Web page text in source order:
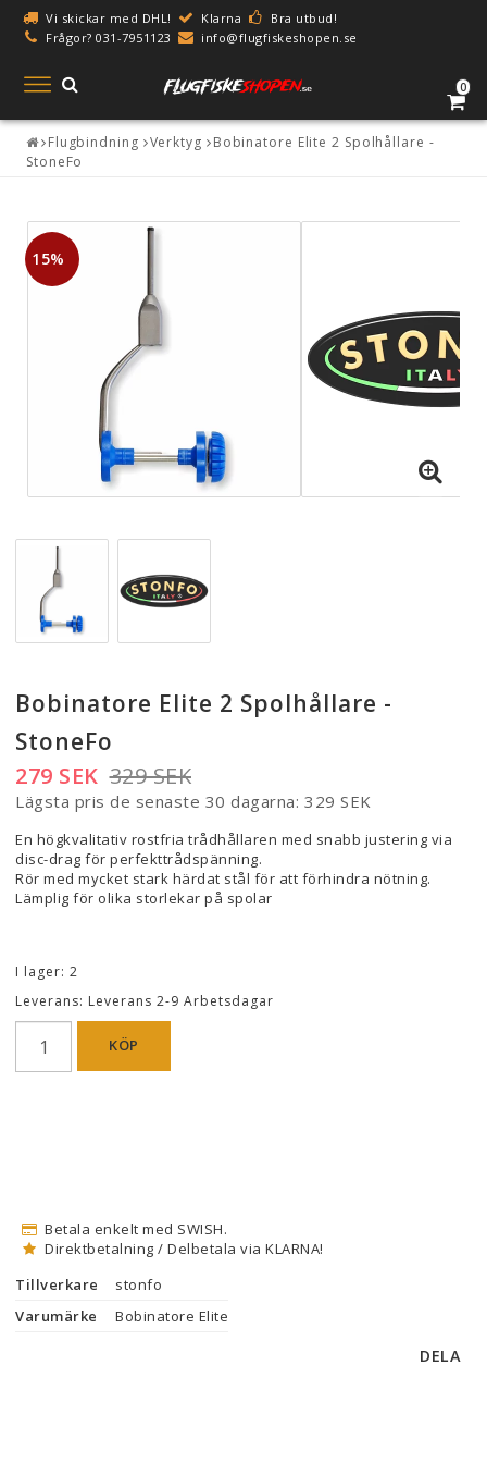
Vi skickar med DHL! Klarna
Bra utbud!
Frågor? 031-7951123
info@flugfiskeshopen.se
0
Toggle
navigation
Flugbindning Verktyg
Bobinatore Elite 2 Spolhållare -
StoneFo
15%
Bobinatore Elite 2 Spolhållare -
StoneFo
329 SEK
279 SEK
Lägsta pris de senaste 30 dagarna 329 SEK
En högkvalitativ rostfria trådhållaren med snabb justering via
disc-drag för perfekttrådspänning.
Rör med mycket stark härdat stål för att förhindra nötning.
Lämplig för olika storlekar på spolar
I lager: 2
Leverans: Leverans 2-9 Arbetsdagar
KÖP
Betala enkelt med SWISH.
Direktbetalning / Delbetala via KLARNA!
Tillverkare
stonfo
Varumärke
Bobinatore Elite
DELA